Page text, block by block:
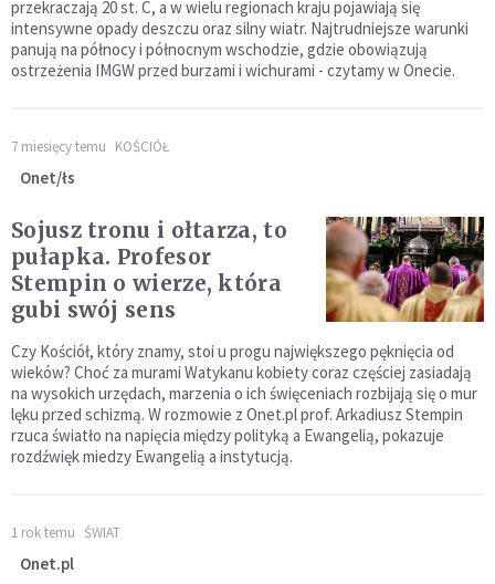
przekraczają 20 st. C, a w wielu regionach kraju pojawiają się
intensywne opady deszczu oraz silny wiatr. Najtrudniejsze warunki
panują na północy i północnym wschodzie, gdzie obowiązują
ostrzeżenia IMGW przed burzami i wichurami - czytamy w Onecie.
7 miesięcy temu KOŚCIÓŁ
Onet/łs
Sojusz tronu i ołtarza, to
pułapka. Profesor
Stempin o wierze, która
gubi swój sens
Czy Kościół, który znamy, stoi u progu największego pęknięcia od
wieków? Choć za murami Watykanu kobiety coraz częściej zasiadają
na wysokich urzędach, marzenia o ich święceniach rozbijają się o mur
lęku przed schizmą. W rozmowie z Onet.pl prof. Arkadiusz Stempin
rzuca światło na napięcia między polityką a Ewangelią, pokazuje
rozdźwięk miedzy Ewangelią a instytucją.
1 rok temu ŚWIAT
Onet.pl